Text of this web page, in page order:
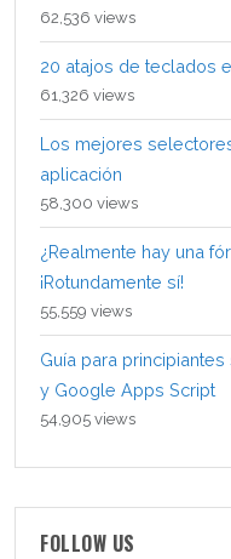
62,536 views
20 atajos de teclados
61,326 views
Los mejores
aplicación
58,300 views
¿Realmente hay una
¡Rotundamente sí!
55,559 views
Guía para
y Google Apps Script
54,905 views
FOLLOW US